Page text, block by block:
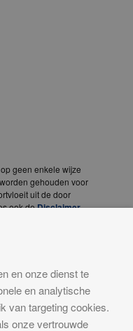
geen enkele wijze
gehouden voor
uit de door
ook deDisclaimer.
en onze dienst te
en analytische
van targeting cookies.
onze vertrouwde